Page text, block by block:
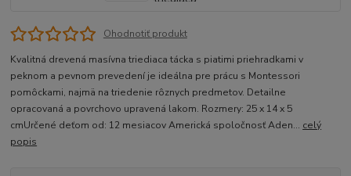
Ohodnotiť produkt
Kvalitná drevená masívna triediaca tácka s piatimi priehradkami v
peknom a pevnom prevedení je ideálna pre prácu s Montessori
pomôckami, najmä na triedenie rôznych predmetov. Detailne
opracovaná a povrchovo upravená lakom. Rozmery: 25 x 14 x 5
cmUrčené deťom od: 12 mesiacov Americká spoločnosť Aden... celý
popis